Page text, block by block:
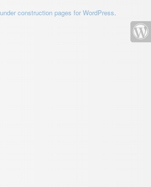
under construction pages for WordPress.